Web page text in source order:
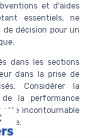
et d'aides
essentiels, ne
décision pour un
dans les sections
dans la prise de
Considérer la
la performance
incontournable